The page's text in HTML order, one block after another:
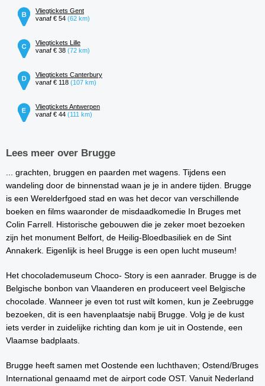
Vliegtickets Gent
vanaf € 54 (62 km)
Vliegtickets Lille
vanaf € 38 (72 km)
Vliegtickets Canterbury
vanaf € 118 (107 km)
Vliegtickets Antwerpen
vanaf € 44 (111 km)
Lees meer over Brugge
... grachten, bruggen en paarden met wagens. Tijdens een
wandeling door de binnenstad waan je je in andere tijden. Brugge
is een Werelderfgoed stad en was het decor van verschillende
boeken en films waaronder de misdaadkomedie In Bruges met
Colin Farrell. Historische gebouwen die je zeker moet bezoeken
zijn het monument Belfort, de Heilig-Bloedbasiliek en de Sint
Annakerk. Eigenlijk is heel Brugge is een open lucht museum!
Het chocolademuseum Choco- Story is een aanrader. Brugge is de
Belgische bonbon van Vlaanderen en produceert veel Belgische
chocolade. Wanneer je even tot rust wilt komen, kun je Zeebrugge
bezoeken, dit is een havenplaatsje nabij Brugge. Volg je de kust
iets verder in zuidelijke richting dan kom je uit in Oostende, een
Vlaamse badplaats.
Brugge heeft samen met Oostende een luchthaven; Ostend/Bruges
International genaamd met de airport code OST. Vanuit Nederland